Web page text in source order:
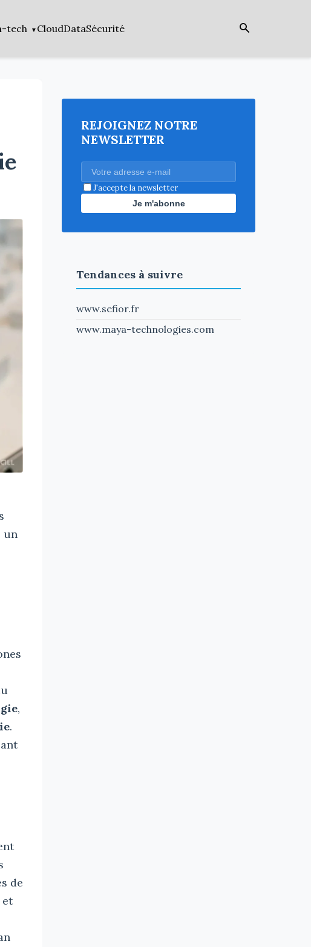
tech CloudDataSécurité
un
,
.
de
et
REJOIGNEZ NOTRE
NEWSLETTER
J'accepte la newsletter
Je m'abonne
Tendances à suivre
www.sefior.fr
www.maya-technologies.com